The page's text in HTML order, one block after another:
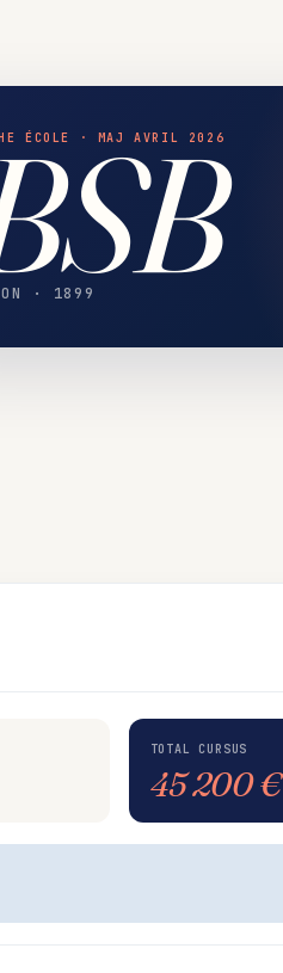
ÉCOLE · MAJ AVRIL 2026
· 1899
TOTAL CURSUS
45 200 €